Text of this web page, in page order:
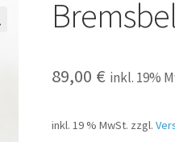
89,00 € inkl. 19%
inkl. 19 % MwSt. zzgl.